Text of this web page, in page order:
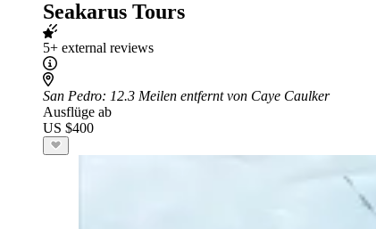
Seakarus Tours
5+ external reviews
San Pedro: 12.3 Meilen entfernt von Caye Caulker
Ausflüge ab
US $400